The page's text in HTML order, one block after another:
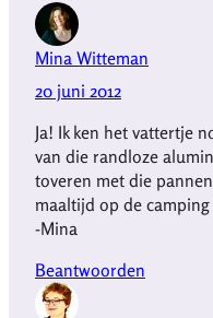
Mina Witteman
20 juni 2012
Ja! Ik ken het vattertje
van die randloze
toveren met die
maaltijd op de
-Mina
Beantwoorden